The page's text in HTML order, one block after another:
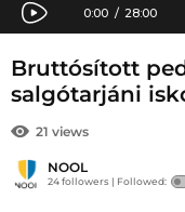
Bruttósított
salgótarjáni
21 views
NOOL
24 followers | Followed: